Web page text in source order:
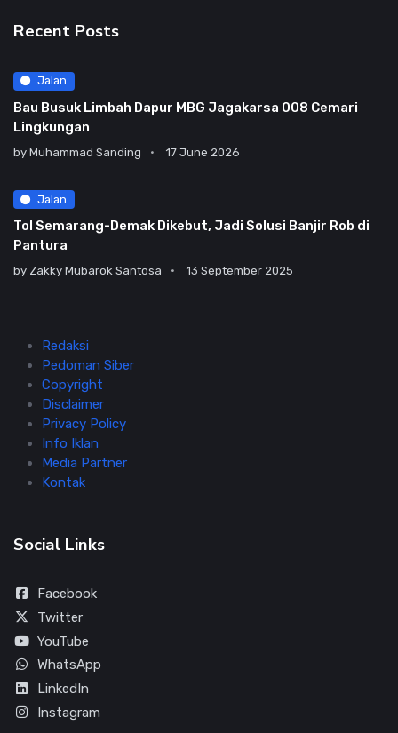
Recent Posts
Jalan
Bau Busuk Limbah Dapur MBG Jagakarsa 008 Cemari
Lingkungan
by Muhammad Sanding 17 June 2026
Jalan
Tol Semarang-Demak Dikebut, Jadi Solusi Banjir Rob di
Pantura
by Zakky Mubarok Santosa 13 September 2025
Redaksi
Pedoman Siber
Copyright
Disclaimer
Privacy Policy
Info Iklan
Media Partner
Kontak
Social Links
Facebook
Twitter
YouTube
WhatsApp
LinkedIn
Instagram